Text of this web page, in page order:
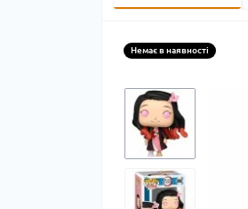
Немає в наявності